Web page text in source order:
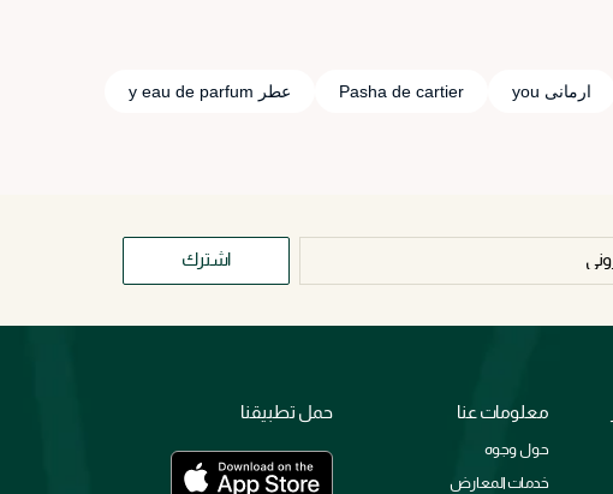
ارمانى you Pasha de cartier عطر y eau de parfum
اشترك
معلومات عنا
حول وجوه
خدمات المعارض
حمل تطبيقنا